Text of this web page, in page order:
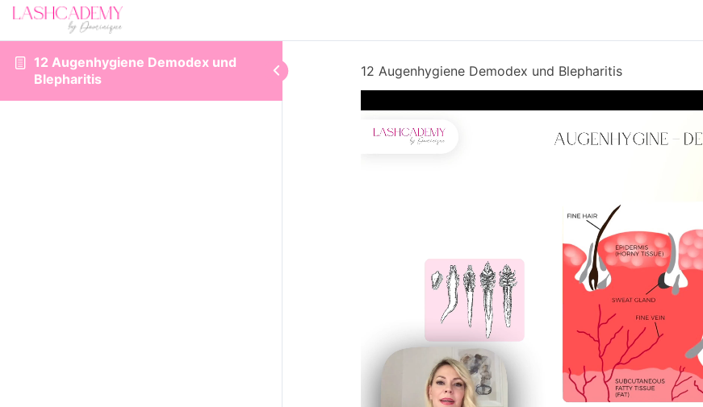
12 Augenhygiene Demodex und
Blepharitis
12 Augenhygiene Demodex und Blepharitis